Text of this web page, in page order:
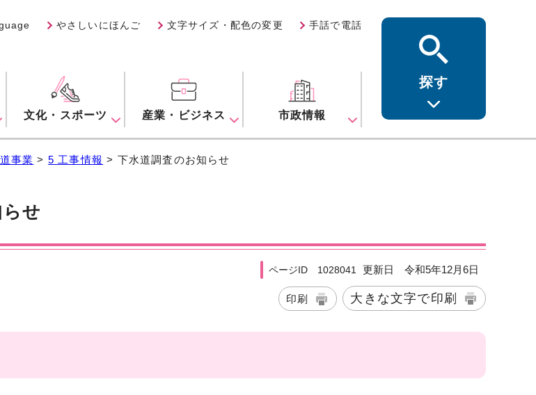
やさしいにほんご 文字サイズ・配色の変更 手話で電話
文化・スポーツ 産業・ビジネス 市政情報
探す
事業 > 5 工事情報 > 下水道調査のお知らせ
せ
ページID 1028041 更新日 令和5年12月6日
印刷 大きな文字で印刷